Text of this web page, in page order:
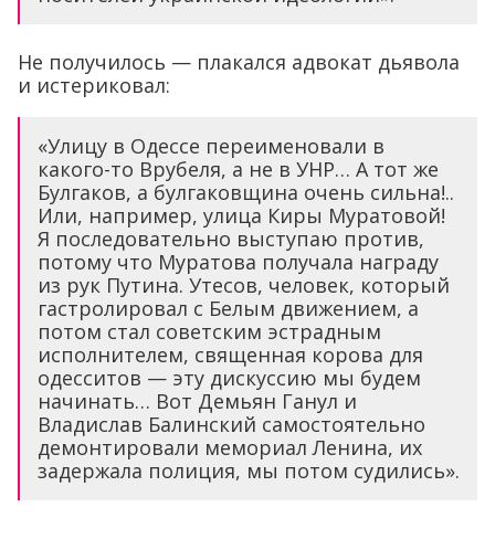
Не получилось — плакался адвокат дьявола
и истериковал:
«Улицу в Одессе переименовали в
какого-то Врубеля, а не в УНР… А тот же
Булгаков, а булгаковщина очень сильна!..
Или, например, улица Киры Муратовой!
Я последовательно выступаю против,
потому что Муратова получала награду
из рук Путина. Утесов, человек, который
гастролировал с Белым движением, а
потом стал советским эстрадным
исполнителем, священная корова для
одесситов — эту дискуссию мы будем
начинать… Вот Демьян Ганул и
Владислав Балинский самостоятельно
демонтировали мемориал Ленина, их
задержала полиция, мы потом судились».